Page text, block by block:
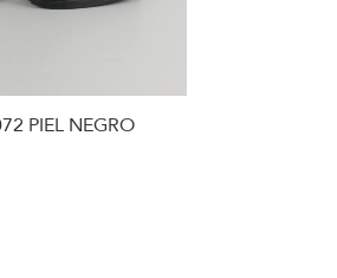
PIEL NEGRO